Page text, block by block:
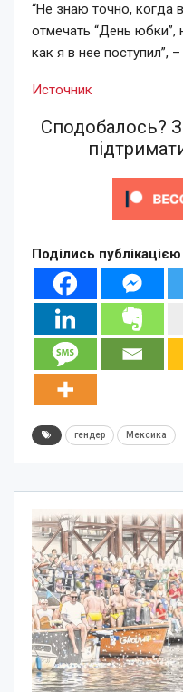
“Не знаю точно, когда
отмечать “День юбки”,
как я в нее поступил”, –
Источник
Сподобалось?
Поділись публікацією
гендер Мексика